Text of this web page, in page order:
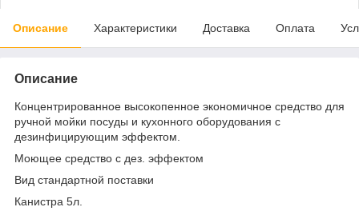
Описание Характеристики Доставка Оплата
Описание
Концентрированное высокопенное экономичное средство для
ручной мойки посуды и кухонного оборудования с
дезинфицирующим эффектом.
Моющее средство с дез. эффектом
Вид стандартной поставки
Канистра 5л.